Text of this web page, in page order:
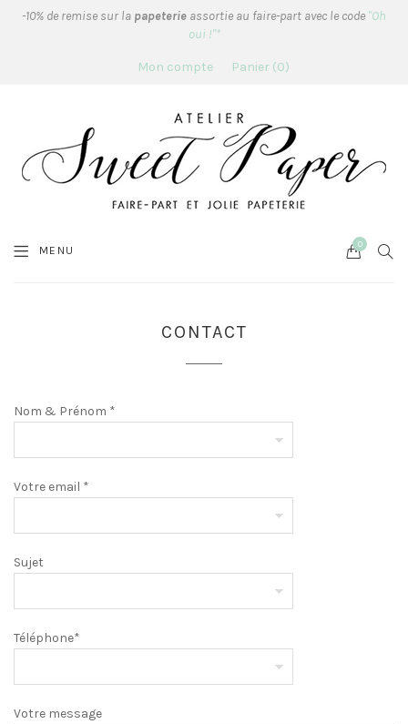
-10% de remise sur la papeterie assortie au faire-part avec le code "Oh
oui !"*
Mon compte Panier 0
MENU Cart
0
CONTACT
Nom & Prénom *
Votre email *
Sujet
Téléphone*
Votre message